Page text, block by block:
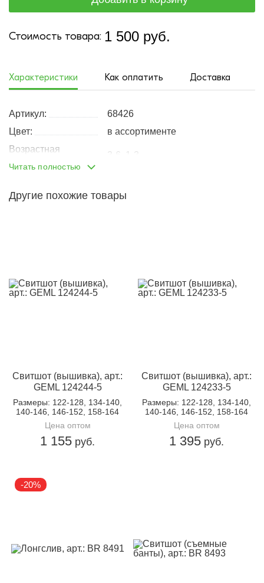
Стоимость товара: 1 500 руб.
Характеристики Как оплатить Доставка
Артикул:
68426
Цвет:
в ассортименте
Возрастная
3-6, 1-3
Тип одежды:
толстовка
Размеры:
86 98 104
Читать полностью
Другие похожие товары
Свитшот (вышивка), арт.:
GEML 124244-5
Размеры: 122-128, 134-140,
140-146, 146-152, 158-164
Цена оптом
1 155 руб.
Свитшот (вышивка), арт.:
GEML 124233-5
Размеры: 122-128, 134-140,
140-146, 146-152, 158-164
Цена оптом
1 395 руб.
-20%